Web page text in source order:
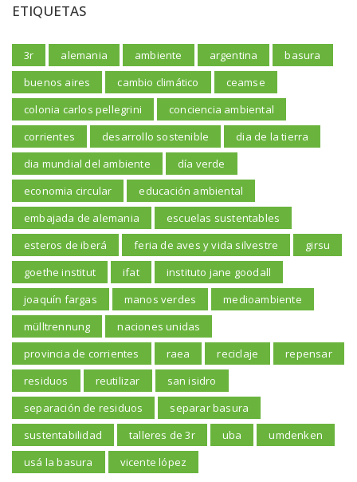
ETIQUETAS
3r alemania ambiente argentina
basura
buenos aires
cambio climático
ceamse
colonia carlos pellegrini
conciencia ambiental
corrientes
desarrollo sostenible
dia de la tierra
dia mundial del ambiente
día verde
economia circular
educación ambiental
embajada de alemania
escuelas sustentables
esteros de iberá
feria de aves y vida silvestre
girsu
goethe institut
ifat
instituto jane goodall
joaquín fargas
manos verdes
medioambiente
mülltrennung
naciones unidas
provincia de corrientes
raea reciclaje
repensar
residuos
reutilizar
san isidro
separación de residuos
separar basura
sustentabilidad
talleres de 3r uba
umdenken
usá la basura
vicente lópez